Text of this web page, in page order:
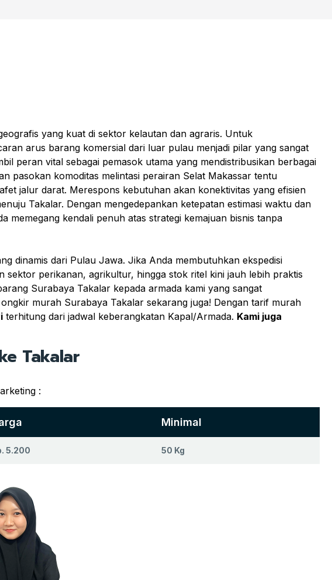
yang kuat di sektor kelautan dan agraris. Untuk
arus barang komersial dari luar pulau menjadi pilar yang sangat
peran vital sebagai pemasok utama yang mendistribusikan berbagai
pasokan komoditas melintasi perairan Selat Makassar tentu
jalur darat. Merespons kebutuhan akan konektivitas yang efisien
Takalar. Dengan mengedepankan ketepatan estimasi waktu dan
memegang kendali penuh atas strategi kemajuan bisnis tanpa
dinamis dari Pulau Jawa. Jika Anda membutuhkan ekspedisi
sektor perikanan, agrikultur, hingga stok ritel kini jauh lebih praktis
Surabaya Takalar kepada armada kami yang sangat
murah Surabaya Takalar sekarang juga! Dengan tarif murah
terhitung dari jadwal keberangkatan Kapal/Armada. Kami juga
Takalar
:
Minimal
5.200 50 Kg